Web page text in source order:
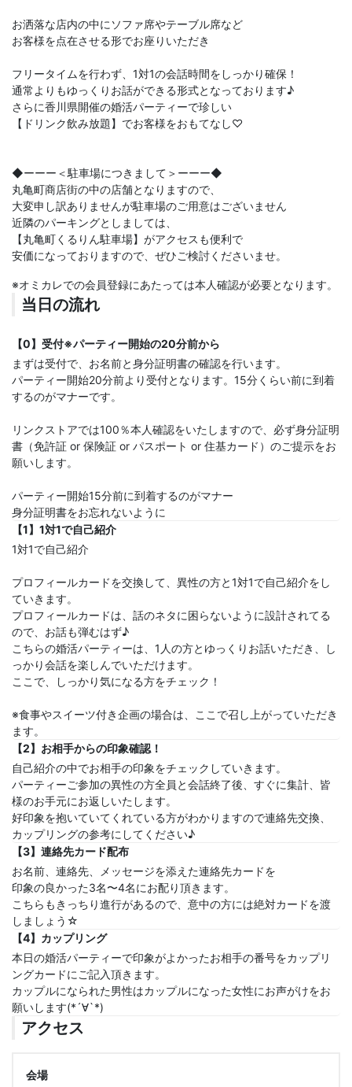
お洒落な店内の中にソファ席やテーブル席など
お客様を点在させる形でお座りいただき
フリータイムを行わず、1対1の会話時間をしっかり確保！
通常よりもゆっくりお話ができる形式となっております♪
さらに香川県開催の婚活パーティーで珍しい
【ドリンク飲み放題】でお客様をおもてなし♡
◆ーーー＜駐車場につきまして＞ーーー◆
丸亀町商店街の中の店舗となりますので、
大変申し訳ありませんが駐車場のご用意はございません
近隣のパーキングとしましては、
【丸亀町くるりん駐車場】がアクセスも便利で
安価になっておりますので、ぜひご検討くださいませ。
※オミカレでの会員登録にあたっては本人確認が必要となります。
当日の流れ
【0】受付※パーティー開始の20分前から
まずは受付で、お名前と身分証明書の確認を行います。
パーティー開始20分前より受付となります。15分くらい前に到着
するのがマナーです。
リンクストアでは100％本人確認をいたしますので、必ず身分証明
書（免許証 or 保険証 or パスポート or 住基カード）のご提示をお
願いします。
パーティー開始15分前に到着するのがマナー
身分証明書をお忘れないように
【1】1対1で自己紹介
1対1で自己紹介
プロフィールカードを交換して、異性の方と1対1で自己紹介をし
ていきます。
プロフィールカードは、話のネタに困らないように設計されてる
ので、お話も弾むはず♪
こちらの婚活パーティーは、1人の方とゆっくりお話いただき、し
っかり会話を楽しんでいただけます。
ここで、しっかり気になる方をチェック！
※食事やスイーツ付き企画の場合は、ここで召し上がっていただき
ます。
【2】お相手からの印象確認！
自己紹介の中でお相手の印象をチェックしていきます。
パーティーご参加の異性の方全員と会話終了後、すぐに集計、皆
様のお手元にお返しいたします。
好印象を抱いていてくれている方がわかりますので連絡先交換、
カップリングの参考にしてください♪
【3】連絡先カード配布
お名前、連絡先、メッセージを添えた連絡先カードを
印象の良かった3名〜4名にお配り頂きます。
こちらもきっちり進行があるので、意中の方には絶対カードを渡
しましょう☆
【4】カップリング
本日の婚活パーティーで印象がよかったお相手の番号をカップリ
ングカードにご記入頂きます。
カップルになられた男性はカップルになった女性にお声がけをお
願いします(*´∀`*)
アクセス
会場